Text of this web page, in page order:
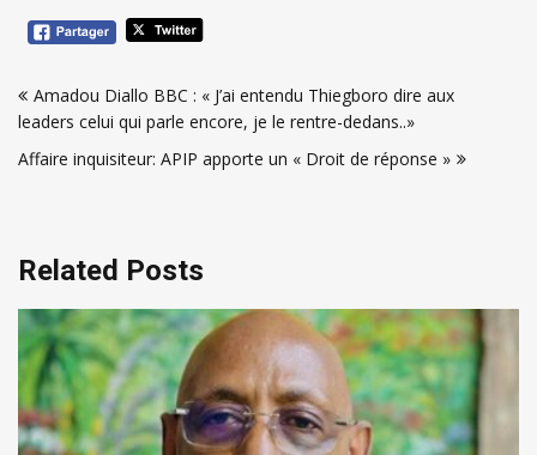
de
l’article
Amadou Diallo BBC : « J’ai entendu Thiegboro dire aux
leaders celui qui parle encore, je le rentre-dedans..»
Affaire inquisiteur: APIP apporte un « Droit de réponse »
Related Posts